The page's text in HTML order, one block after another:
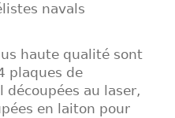
navals
haute qualité sont
plaques de
au laser,
en laiton pour